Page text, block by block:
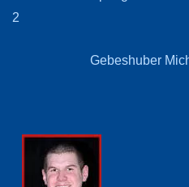
2 Hager
Gebeshuber